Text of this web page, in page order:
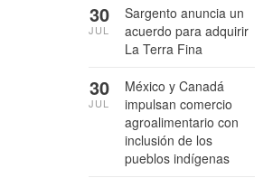
Sargento anuncia un
acuerdo para adquirir
La Terra Fina
30
JUL
México y Canadá
impulsan comercio
agroalimentario con
inclusión de los
pueblos indígenas
30
JUL